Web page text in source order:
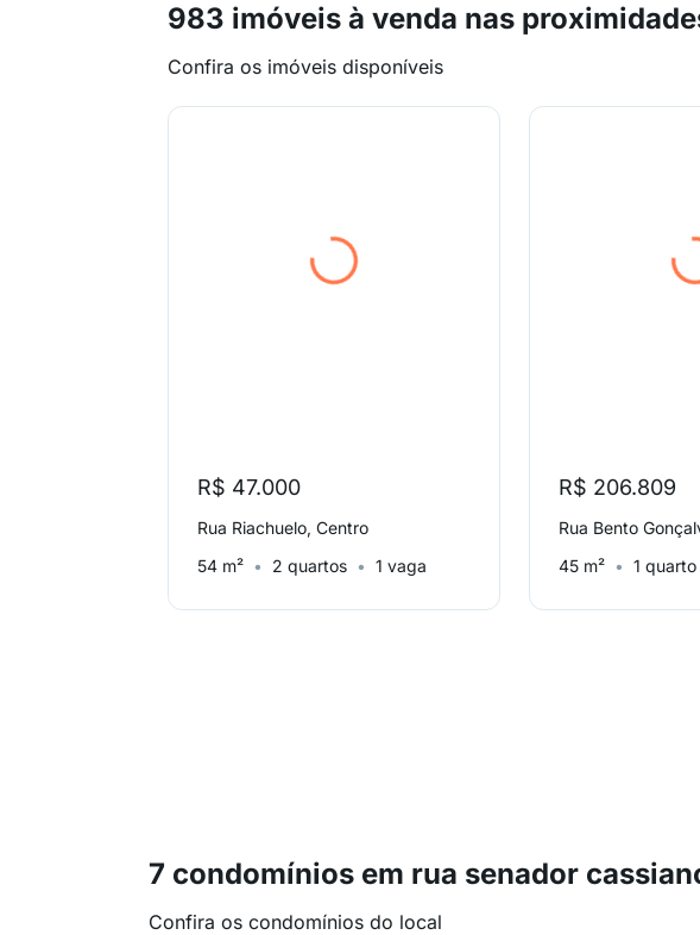
983 imóveis à venda nas
Confira os imóveis disponíveis
R$ 47.000
Rua Riachuelo, Centro
54 m²
2 quartos 1 vaga
R$ 206.809
45 m²
1 quarto
7 condomínios em rua senador
Confira os condomínios do local